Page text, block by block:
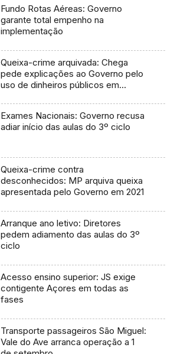
Fundo Rotas Aéreas: Governo
garante total empenho na
implementação
Queixa-crime arquivada: Chega
pede explicações ao Governo pelo
uso de dinheiros públicos em
Exames Nacionais: Governo recusa
adiar início das aulas do 3º ciclo
Queixa-crime contra
desconhecidos: MP arquiva queixa
apresentada pelo Governo em 2021
Arranque ano letivo: Diretores
pedem adiamento das aulas do 3º
ciclo
Acesso ensino superior: JS exige
contigente Açores em todas as
fases
Transporte passageiros São Miguel:
Vale do Ave arranca operação a 1